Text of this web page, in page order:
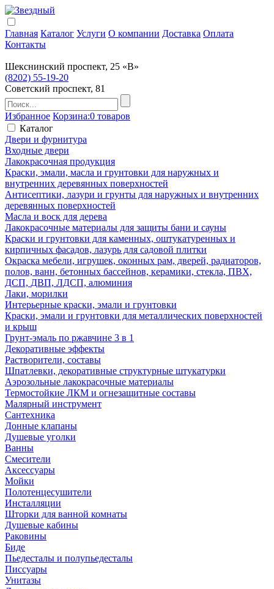
Главная Каталог Услуги О компании Доставка Оплата
Контакты
Шекснинский проспект, 25 «В»
(8202) 55-19-20
Советский проспект, 81
Избранное Корзина:0 товаров
Каталог
Двери и фурнитура
Входные двери
Лакокрасочная продукция
Краски, эмали, масла и грунтовки для наружных и
внутренних деревянных поверхностей
Антисептики, лазури и грунты для наружных и внутренних
деревянных поверхностей
Масла и воск для дерева
Лакокрасочные материалы для защиты бани и сауны
Краски и грунтовки для каменных, оштукатуренных и
кирпичных фасадов, лазурь для садовой плитки
Окраска мебели, игрушек, оконных рам, дверей, радиаторов,
полов, ванн, бетонных бассейнов, керамики, стекла, ПВХ,
ДСП, ДВП, ЛДСП, алюминия
Лаки, морилки
Интерьерные краски, эмали и грунтовки
Краски, эмали и грунтовки для металлических поверхностей
и крыш
Грунт-эмаль по ржавчине 3 в 1
Декоративные эффекты
Растворители, составы
Шпатлевки, декоративные структурные штукатурки
Аэрозольные лакокрасочные материалы
Термостойкие ЛКМ и огнезащитные составы
Малярный инструмент
Сантехника
Донные клапаны
Душевые уголки
Ванны
Смесители
Аксессуары
Мойки
Полотенцесушители
Инсталляции
Шторки для ванной комнаты
Душевые кабины
Раковины
Биде
Пьедесталы и полупьедесталы
Писсуары
Унитазы